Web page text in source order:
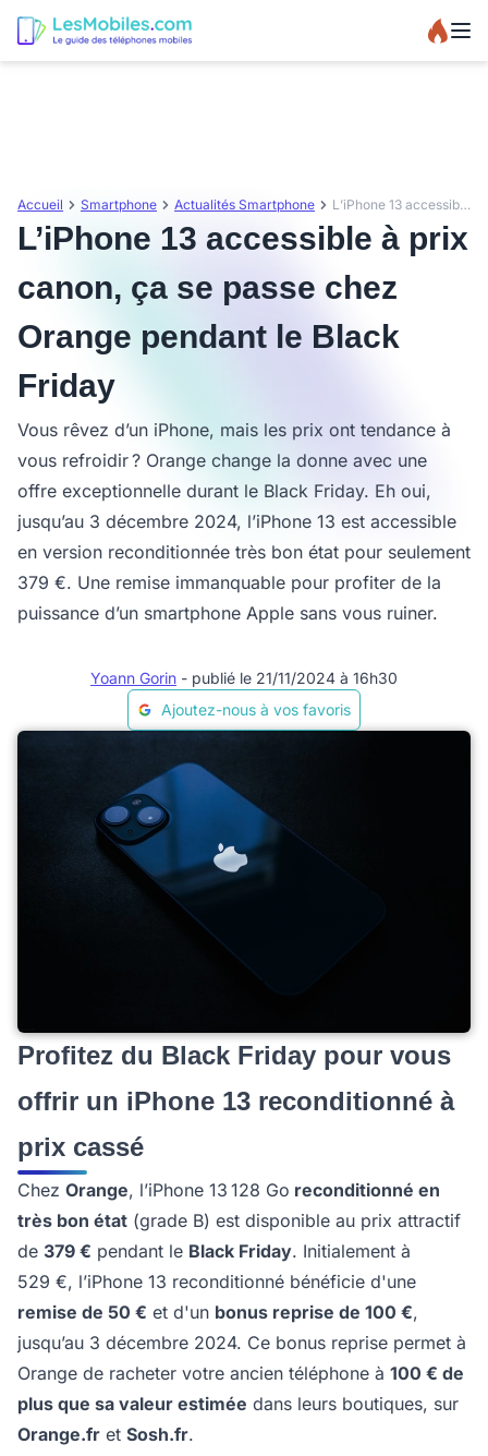
Accueil Smartphone Actualités Smartphone L’iPhone 13 accessible à prix canon, ça se passe chez Orange pendant le Black Friday
L’iPhone 13 accessible à prix
canon, ça se passe chez
Orange pendant le Black
Friday
Vous rêvez d’un iPhone, mais les prix ont tendance à
vous refroidir ? Orange change la donne avec une
offre exceptionnelle durant le Black Friday. Eh oui,
jusqu’au 3 décembre 2024, l’iPhone 13 est accessible
en version reconditionnée très bon état pour seulement
379 €. Une remise immanquable pour profiter de la
puissance d’un smartphone Apple sans vous ruiner.
Yoann Gorin - publié le 21/11/2024 à 16h30
Ajoutez-nous à vos favoris
Profitez du Black Friday pour vous
offrir un iPhone 13 reconditionné à
prix cassé
Chez Orange, l’iPhone 13 128 Go reconditionné en
très bon état (grade B) est disponible au prix attractif
de 379 € pendant le Black Friday. Initialement à
529 €, l’iPhone 13 reconditionné bénéficie d'une
remise de 50 € et d'un bonus reprise de 100 €,
jusqu’au 3 décembre 2024. Ce bonus reprise permet à
Orange de racheter votre ancien téléphone à 100 € de
plus que sa valeur estimée dans leurs boutiques, sur
Orange.fr et Sosh.fr.